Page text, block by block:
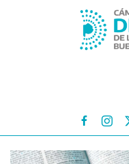
